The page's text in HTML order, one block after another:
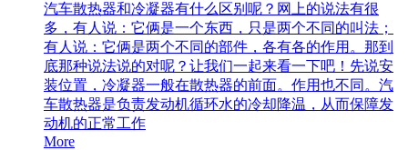
汽车散热器和冷凝器有什么区别呢？网上的说法有很
多，有人说：它俩是一个东西，只是两个不同的叫法；
有人说：它俩是两个不同的部件，各有各的作用。那到
底那种说法说的对呢？让我们一起来看一下吧！先说安
装位置，冷凝器一般在散热器的前面。作用也不同。汽
车散热器是负责发动机循环水的冷却降温，从而保障发
动机的正常工作
More